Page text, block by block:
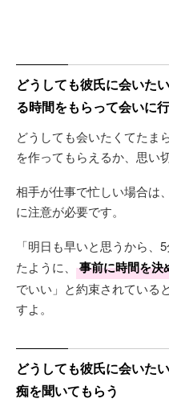
どうしても彼氏に会いた
る時間をもらって会いに
どうしても会いたくてたま
を作ってもらえるか、思い
相手が仕事で忙しい場合は
に注意が必要です。
「明日も早いと思うから
たように、
事前に時間を決
でいい」と約束されている
すよ。
どうしても彼氏に会いた
痴を聞いてもらう